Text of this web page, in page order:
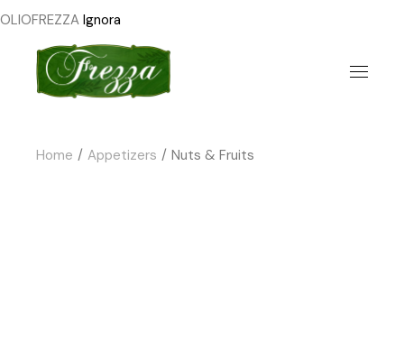
OLIOFREZZA Ignora
content
Home Appetizers Nuts & Fruits